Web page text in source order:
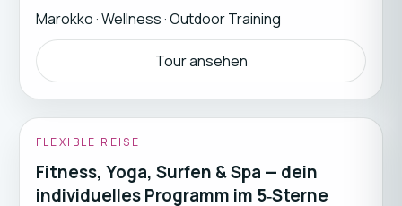
Marokko·Wellness · Outdoor Training
Tour ansehen
FLEXIBLE REISE
Fitness, Yoga, Surfen & Spa — dein
individuelles Programm im 5‑Sterne